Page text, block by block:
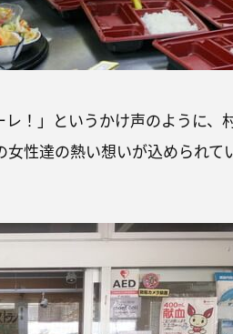
！」というかけ声のように、
性達の熱い想いが込められて